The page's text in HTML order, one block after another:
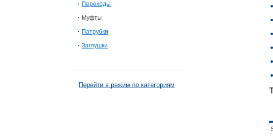
Переходы
Муфты
Патрубки
Заглушки
Перейти в режим по категориям